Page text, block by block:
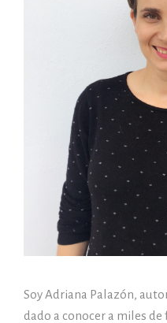
Soy Adriana Palazón,
dado a conocer a miles